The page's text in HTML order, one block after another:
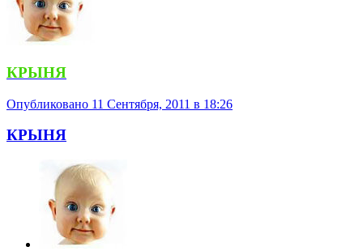
КРЫНЯ
Опубликовано 11 Сентября, 2011 в 18:26
КРЫНЯ